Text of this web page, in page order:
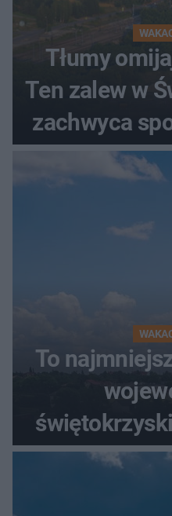
Tłumy
Ten zalew w
zachwyca
To
przez